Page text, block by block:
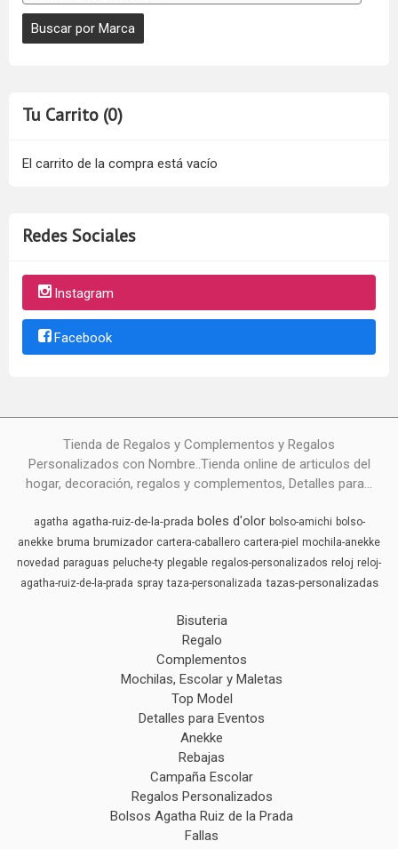
Tu Carrito (0)
El carrito de la compra está vacío
Redes Sociales
Instagram
Facebook
Tienda de Regalos y Complementos y Regalos
Personalizados con Nombre..Tienda online de articulos del
hogar, decoración, regalos y complementos, Detalles para...
agatha agatha-ruiz-de-la-prada boles d'olor bolso-amichi bolso-
anekke bruma brumizador cartera-caballero cartera-piel mochila-anekke
novedad paraguas peluche-ty plegable regalos-personalizados reloj reloj-
agatha-ruiz-de-la-prada spray taza-personalizada tazas-personalizadas
Bisuteria
Regalo
Complementos
Mochilas, Escolar y Maletas
Top Model
Detalles para Eventos
Anekke
Rebajas
Campaña Escolar
Regalos Personalizados
Bolsos Agatha Ruiz de la Prada
Fallas